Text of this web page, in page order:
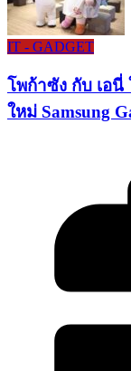
IT - GADGET
โพก้าซัง กับ เอ
ใหม่ Samsung